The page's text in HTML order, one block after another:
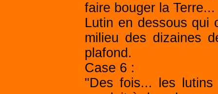
faire bouger la
Lutin en dessous qui
milieu des dizaines
plafond.
Case 6 :
"Des fois... les